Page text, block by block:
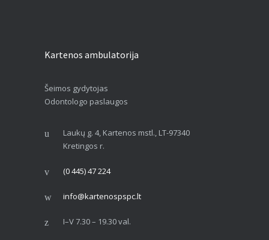
Kartenos ambulatorija
Šeimos gydytojas
Odontologo paslaugos
Laukų g. 4, Kartenos mstl., LT-97340
Kretingos r.
(0 445) 47 224
info@kartenospspc.lt
I–V 7.30 – 19.30 val.